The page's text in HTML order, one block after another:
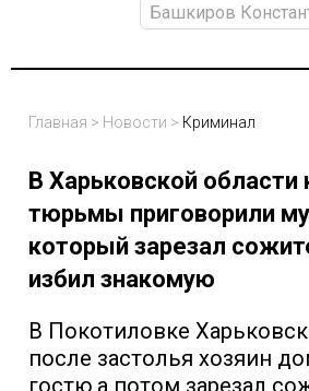
Башкиров
Главная > Новости > Криминал
В Харьковской области
тюрьмы приговорили
который зарезал
избил знакомую
В Покотиловке
после застолья хозяин
гостю,а потом зарезал